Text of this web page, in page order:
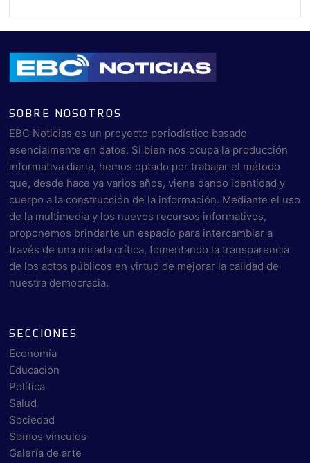
SOBRE NOSOTROS
EBC Noticias es un proyecto periodístico basado
esencialmente en datos. Si bien nos ocupa la producción
informativa diaria, hemos optado por trabajar el método
que, desde hace ya varios años, viene dando identidad y
cuerpo a la construcción de la información. Mediante el uso
de la multimedia y los nuevos recursos informativos,
proponemos brindarte un espacio para intercambiar a
través de una mirada crítica, fomentando la transparencia
de los actos públicos en virtud de mejorar la calidad de
nuestra democracia.
SECCIONES
Economía
Educación
Política
Salud
Sociedad
Somos vínculos
Galería de arte